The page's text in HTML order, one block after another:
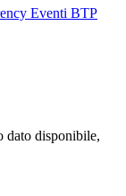
Eventi BTP
dato disponibile,